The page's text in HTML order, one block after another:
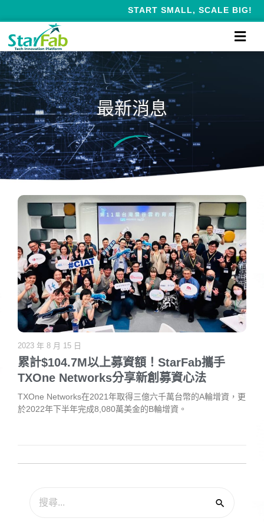
START SMALL, SCALE BIG!
最新消息
累計$104.7M以上募資額！StarFab攜手
TXOne Networks分享新創募資心法
2023 年 8 月 15 日
TXOne Networks在2021年取得三億六千萬台幣的A輪增資，更
於2022年下半年完成8,080萬美金的B輪增資。